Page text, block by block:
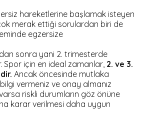
hareketlerine başlamak isteyen
merak ettiği sorulardan biri de
egzersize
sonra yani 2. trimesterde
Spor için en ideal zamanlar, 2. ve 3.
Ancak öncesinde mutlaka
vermeniz ve onay almanız
riskli durumların göz önüne
karar verilmesi daha uygun